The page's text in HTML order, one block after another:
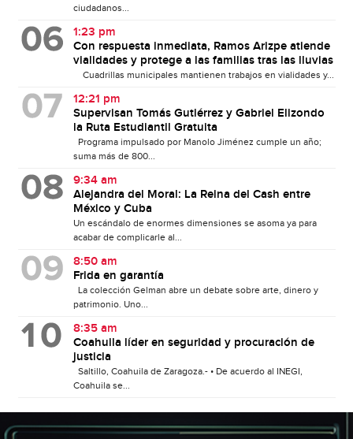
ciudadanos...
1:23 pm
Con respuesta inmediata, Ramos Arizpe atiende
vialidades y protege a las familias tras las lluvias
Cuadrillas municipales mantienen trabajos en vialidades y...
12:21 pm
Supervisan Tomás Gutiérrez y Gabriel Elizondo
la Ruta Estudiantil Gratuita
Programa impulsado por Manolo Jiménez cumple un año;
suma más de 800...
9:34 am
Alejandra del Moral: La Reina del Cash entre
México y Cuba
Un escándalo de enormes dimensiones se asoma ya para
acabar de complicarle al...
8:50 am
Frida en garantía
La colección Gelman abre un debate sobre arte, dinero y
patrimonio. Uno...
8:35 am
Coahuila líder en seguridad y procuración de
justicia
Saltillo, Coahuila de Zaragoza.- • De acuerdo al INEGI,
Coahuila se...